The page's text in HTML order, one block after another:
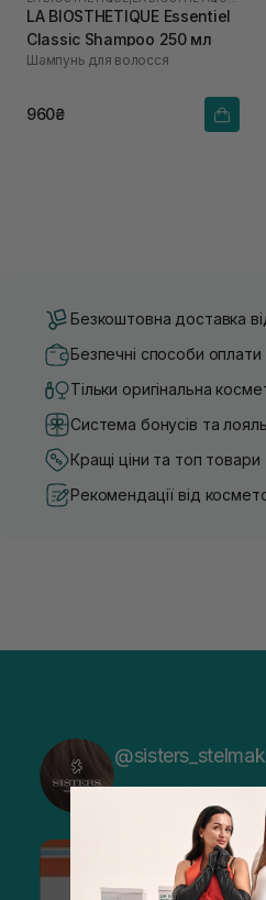
LA BIOSTHETIQUE Essentiel
Classic Shampoo 250 мл
Шампунь для волосся
960₴
Безкоштовна доставка
Безпечні способи оплати
Тільки оригінальна
Система бонусів та
Кращі ціни та топ товари
Рекомендації від